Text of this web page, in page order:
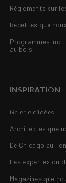
Règlements sur
Recettes que
Programmes
au bois
INSPIRATION
Galerie d’idées
Architectes que
De Chicago au
Les expertes du
Magazines que